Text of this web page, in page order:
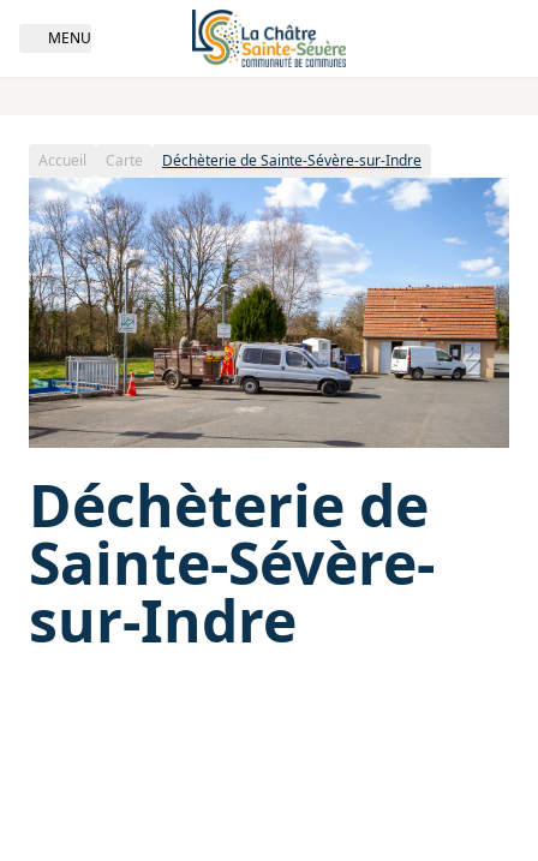
Open navigation
MENU
Accueil Carte Déchèterie de Sainte-Sévère-sur-Indre
Déchèterie de
Sainte-Sévère-
sur-Indre